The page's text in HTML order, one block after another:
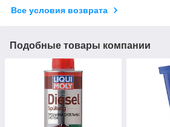
Все условия возврата
Подобные товары компании